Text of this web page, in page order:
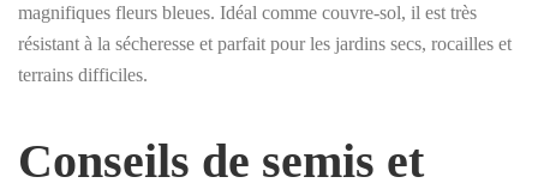
magnifiques fleurs bleues. Idéal comme couvre-sol, il est très
résistant à la sécheresse et parfait pour les jardins secs, rocailles et
terrains difficiles.
Conseils de semis et